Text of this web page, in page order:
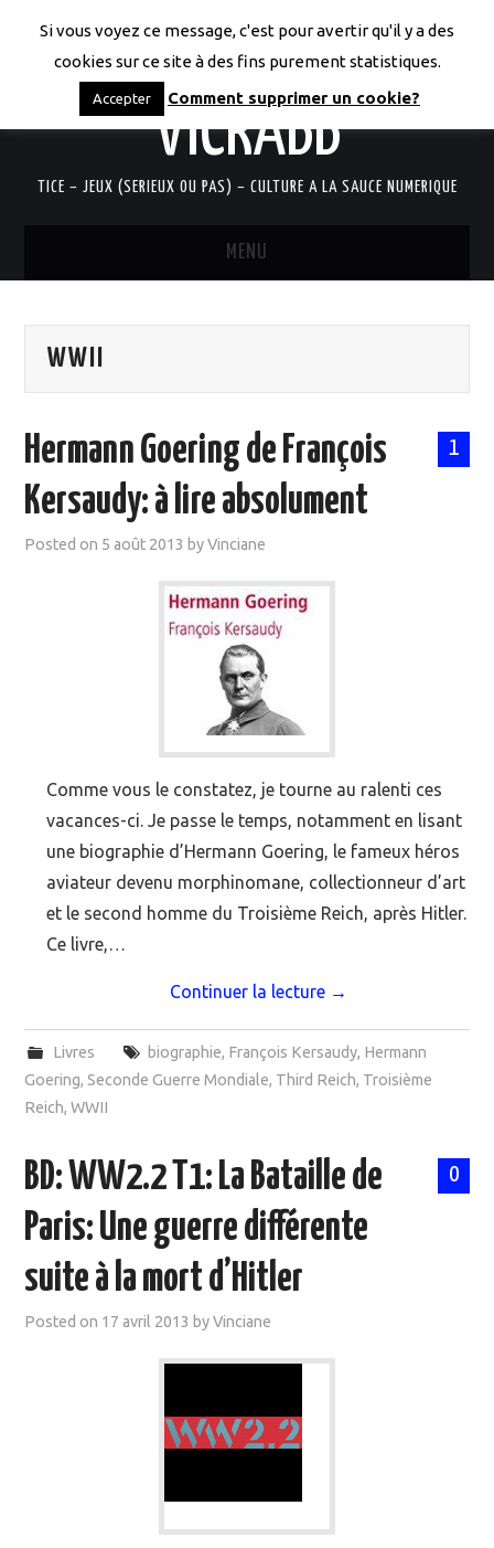
LES CODICES DE
VICRABB
TICE – JEUX (SERIEUX OU PAS) – CULTURE A LA SAUCE NUMERIQUE
MENU
QUI SUIS-JE?
DOCUMENTS
MOOC SUIVIS
WWII
1
Hermann Goering de François
Kersaudy: à lire absolument
Posted on 5 août 2013 byVinciane
Comme vous le constatez, je tourne au ralenti ces
vacances-ci. Je passe le temps, notamment en lisant
une biographie d’Hermann Goering, le fameux héros
aviateur devenu morphinomane, collectionneur d’art
et le second homme du Troisième Reich, après Hitler.
Ce livre,…
Continuer la lecture →
Livres biographie, François Kersaudy, Hermann
Goering, Seconde Guerre Mondiale, Third Reich, Troisième
Reich,WWII
0
BD: WW2.2 T1: La Bataille de
Paris: Une guerre différente
suite à la mort d’Hitler
Posted on 17 avril 2013 byVinciane
Si vous voyez ce message, c'est pour avertir qu'il y a des
cookies sur ce site à des fins purement statistiques.
Accepter Comment supprimer un cookie?